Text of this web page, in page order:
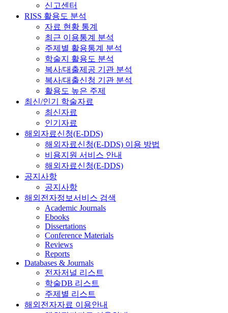
신고센터
RISS 활용도 분석
자료 현황 통계
최근 이용통계 분석
주제별 활용통계 분석
학술지 활용도 분석
복사/대출제공 기관 분석
복사/대출신청 기관 분석
활용도 높은 주제
최신/인기 학술자료
최신자료
인기자료
해외자료신청(E-DDS)
해외자료신청(E-DDS) 이용 방법
비용지원 서비스 안내
해외자료신청(E-DDS)
공지사항
공지사항
해외전자정보서비스 검색
Academic Journals
Ebooks
Dissertations
Conference Materials
Reviews
Reports
Databases & Journals
전자저널 리스트
학술DB 리스트
주제별 리스트
해외전자자료 이용안내